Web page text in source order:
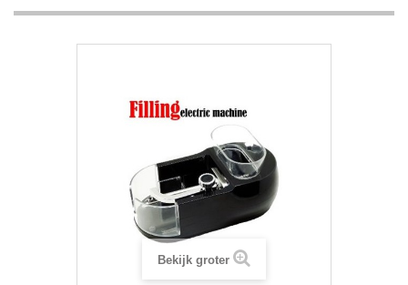
Bekijk groter